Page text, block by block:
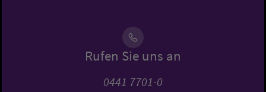
Rufen Sie uns an
0441 7701-0